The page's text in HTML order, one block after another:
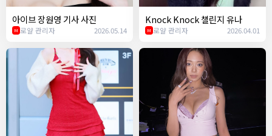
아이브 장원영 기사 사진
M 로얄 관리자 2026.05.14
Knock Knock 챌린지 유나
M 로얄 관리자 2026.04.01